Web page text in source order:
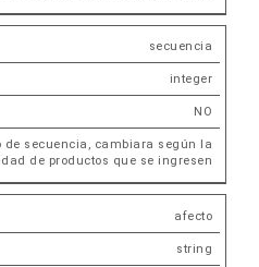
secuencia
integer
NO
de secuencia, cambiara según la
de productos que se ingresen
afecto
string